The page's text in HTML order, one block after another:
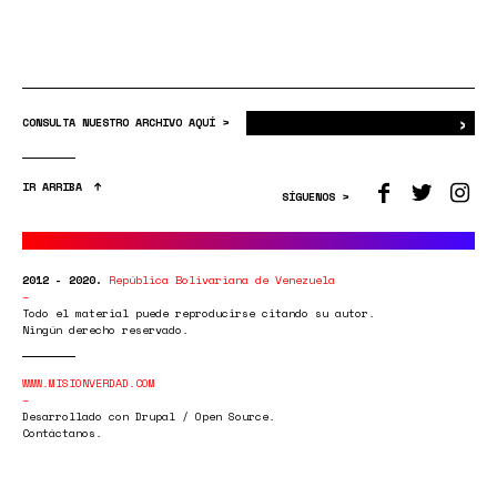
CONSULTA NUESTRO ARCHIVO AQUÍ > ›
IR ARRIBA
SÍGUENOS >
2012 - 2020. República Bolivariana de Venezuela
Todo el material puede reproducirse citando su autor.
Ningún derecho reservado.
WWW.MISIONVERDAD.COM
Desarrollado con Drupal / Open Source.
Contáctanos.